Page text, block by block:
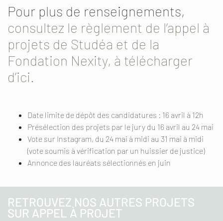
Pour plus de renseignements,
consultez le règlement de l’appel à
projets de Studéa et de la
Fondation Nexity, à télécharger
d’ici.
Date limite de dépôt des candidatures : 16 avril à 12h
Présélection des projets par le jury du 16 avril au 24 mai
Vote sur Instagram, du 24 mai à midi au 31 mai à midi
(vote soumis à vérification par un huissier de justice)
Annonce des lauréats sélectionnés en juin
RETROUVEZ NOS AUTRES PROJETS
SUR APPEL À PROJET